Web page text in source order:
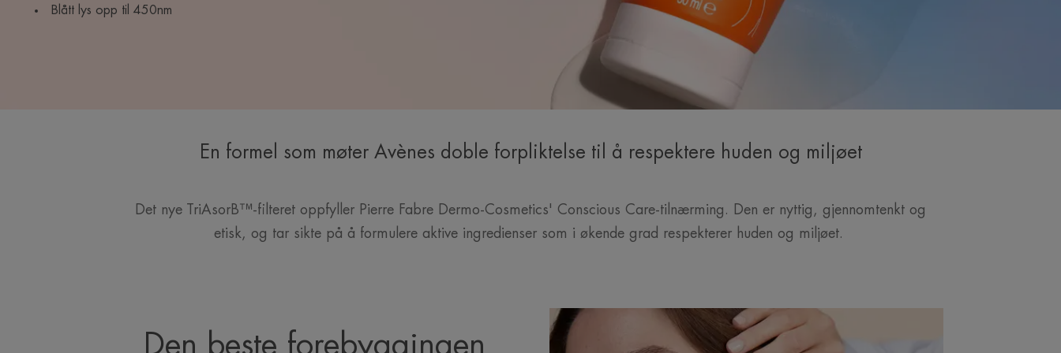
Blått lys opp til 450nm
En formel som møter Avènes doble forpliktelse til å respektere huden og miljøet
Det nye TriAsorB™-filteret oppfyller Pierre Fabre Dermo-Cosmetics' Conscious Care-tilnærming. Den er nyttig, gjennomtenkt og
etisk, og tar sikte på å formulere aktive ingredienser som i økende grad respekterer huden og miljøet.
Den beste forebyggingen